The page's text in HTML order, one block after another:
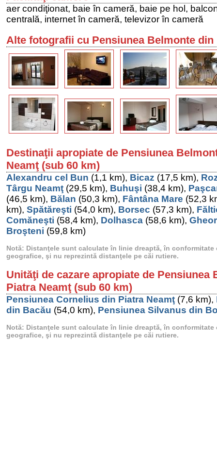
aer condiţionat, baie în cameră, baie pe hol,
centrală, internet în cameră, televizor în cameră
Alte fotografii cu Pensiunea Belmonte din
Destinaţii apropiate de Pensiunea
Neamţ (sub 60 km)
Alexandru cel Bun (1,1 km), Bicaz (17,5 km),
Târgu Neamţ (29,5 km), Buhuşi (38,4 km),
(46,5 km), Bălan (50,3 km), Fântâna Mare (52,3
km), Spătăreşti (54,0 km), Borsec (57,3 km),
Comăneşti (58,4 km), Dolhasca (58,6 km),
Broşteni (59,8 km)
Notă: Distanţele sunt calculate în linie dreaptă, în conformitate
geografice, şi nu reprezintă distanţele pe căi rutiere.
Unităţi de cazare apropiate de Pensiunea
Piatra Neamţ (sub 60 km)
Pensiunea Cornelius din Piatra Neamţ (7,6 km),
din Bacău (54,0 km), Pensiunea Silvanus din
Notă: Distanţele sunt calculate în linie dreaptă, în conformitate
geografice, şi nu reprezintă distanţele pe căi rutiere.